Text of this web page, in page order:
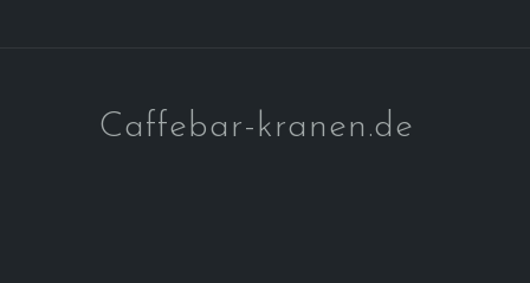
Caffebar-kranen.de